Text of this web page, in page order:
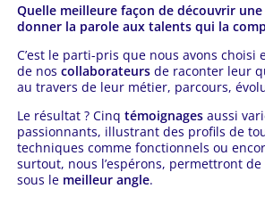
Quelle meilleure façon de découvrir
donner la parole aux talents qui la
C’est le parti-pris que nous avons choisi
de nos collaborateursde raconter leur
au travers de leur métier, parcours,
Le résultat ? Cinq témoignagesaussi
passionnants, illustrant des profils de
techniques comme fonctionnels ou
surtout, nous l’espérons, permettront
sous le meilleur angle.